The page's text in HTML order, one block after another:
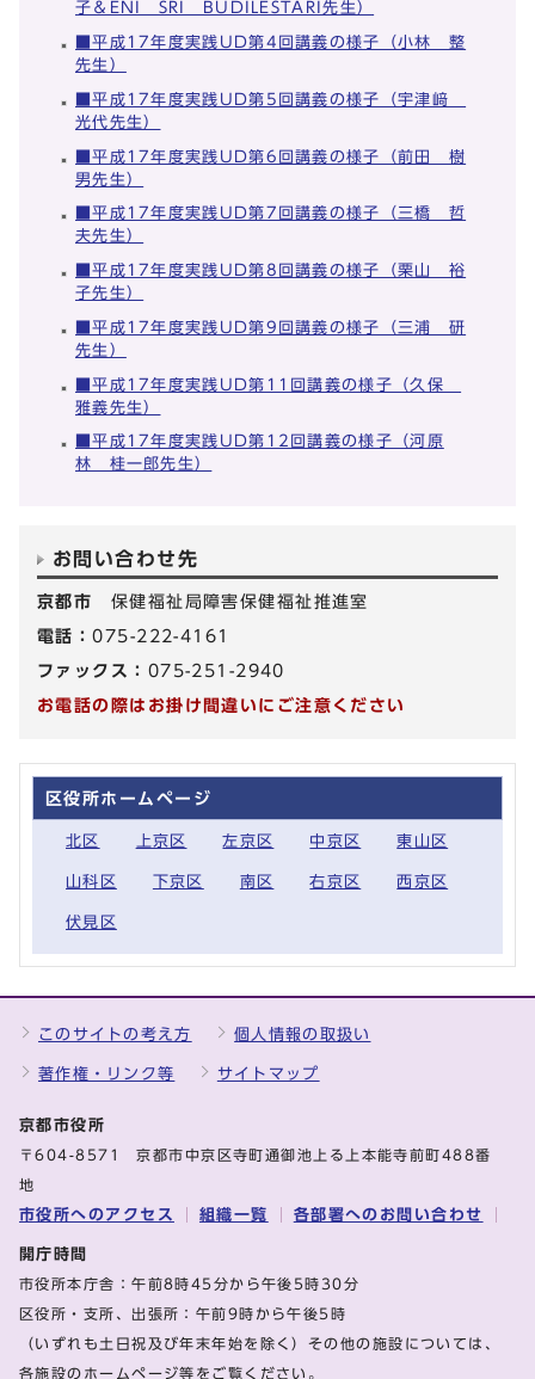
子＆ENI SRI BUDILESTARI先生）
■平成17年度実践UD第4回講義の様子（小林 整
先生）
■平成17年度実践UD第5回講義の様子（宇津﨑
光代先生）
■平成17年度実践UD第6回講義の様子（前田 樹
男先生）
■平成17年度実践UD第7回講義の様子（三橋 哲
夫先生）
■平成17年度実践UD第8回講義の様子（栗山 裕
子先生）
■平成17年度実践UD第9回講義の様子（三浦 研
先生）
■平成17年度実践UD第11回講義の様子（久保
雅義先生）
■平成17年度実践UD第12回講義の様子（河原
林 桂一郎先生）
お問い合わせ先
京都市 保健福祉局障害保健福祉推進室
電話：075-222-4161
ファックス： 075-251-2940
お電話の際はお掛け間違いにご注意ください
区役所ホームページ
北区 上京区 左京区 中京区 東山区
山科区 下京区 南区 右京区 西京区
伏見区
このサイトの考え方 個人情報の取扱い
著作権・リンク等 サイトマップ
京都市役所
〒604-8571 京都市中京区寺町通御池上る上本能寺前町488番
地
市役所へのアクセス 組織一覧 各部署へのお問い合わせ
開庁時間
市役所本庁舎：午前8時45分から午後5時30分
区役所・支所、出張所：午前9時から午後5時
（いずれも土日祝及び年末年始を除く）その他の施設については、
各施設のホームページ等をご覧ください。